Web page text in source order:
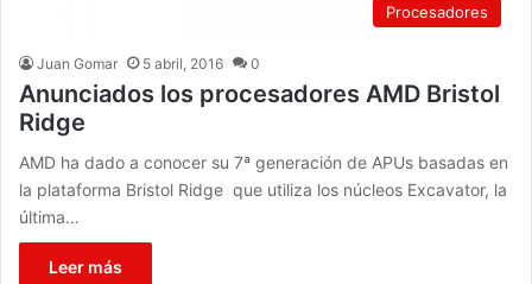
Procesadores
Juan Gomar 5 abril, 2016 0
Anunciados los procesadores AMD Bristol
Ridge
AMD ha dado a conocer su 7ª generación de APUs basadas en
la plataforma Bristol Ridge que utiliza los núcleos Excavator, la
última…
Leer más